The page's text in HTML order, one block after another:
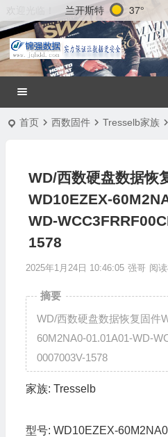
兰开斯特 37°
首页 西数固件 Tresselb家族
WD/西数硬盘数据恢
WD10EZEX-
WD-
1578
2025年1月24日 10:46:05 强哥 阅
摘要
WD/西数硬盘数据恢复固件
60M2NA0-01.01A01-WD-
0007003V-1578
家族: Tresselb
型号: WD10EZEX-